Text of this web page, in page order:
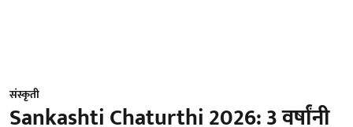
संस्कृती
Sankashti Chaturthi 2026: 3 वर्षांनी